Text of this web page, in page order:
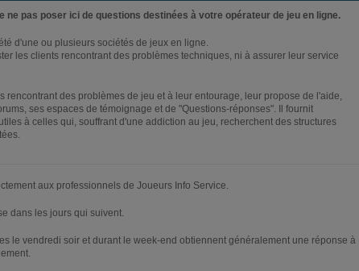
ne pas poser ici de questions destinées à votre opérateur de jeu en ligne.
d'une ou plusieurs sociétés de jeux en ligne.
les clients rencontrant des problèmes techniques, ni à assurer leur service
rencontrant des problèmes de jeu et à leur entourage, leur propose de l'aide,
ses espaces de témoignage et de "Questions-réponses". Il fournit
à celles qui, souffrant d'une addiction au jeu, recherchent des structures
aux professionnels de Joueurs Info Service.
dans les jours qui suivent.
le vendredi soir et durant le week-end obtiennent généralement une réponse à